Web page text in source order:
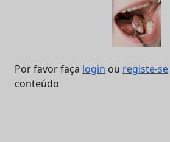
Por favor faça login ou registe-se
conteúdo